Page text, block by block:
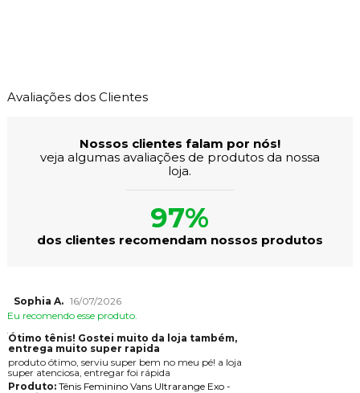
Avaliações dos Clientes
Nossos clientes falam por nós!
veja algumas avaliações de produtos da nossa
loja.
97%
dos clientes recomendam nossos produtos
Sophia A. 16/07/2026
Eu recomendo esse produto.
Ótimo tênis! Gostei muito da loja também,
entrega muito super rapida
produto ótimo, serviu super bem no meu pé! a loja
super atenciosa, entregar foi rápida
Produto:Tênis Feminino Vans Ultrarange Exo -